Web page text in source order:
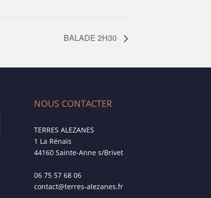
BALADE 2H30
NOUS CONTACTER
TERRES ALEZANES
1 La Rénais
44160 Sainte-Anne s/Brivet
06 75 57 68 06
contact@terres-alezanes.fr